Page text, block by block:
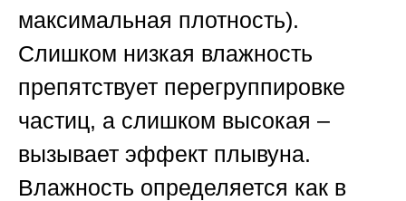
максимальная плотность).
Слишком низкая влажность
препятствует перегруппировке
частиц, а слишком высокая –
вызывает эффект плывуна.
Влажность определяется как в